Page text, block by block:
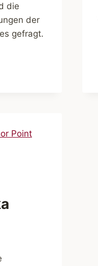
die
der
gefragt.